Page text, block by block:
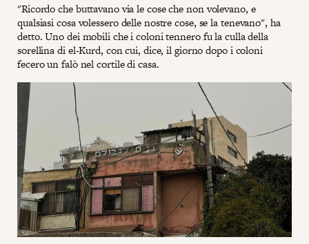
"Ricordo che buttavano via le cose che non volevano, e
qualsiasi cosa volessero delle nostre cose, se la tenevano", ha
detto. Uno dei mobili che i coloni tennero fu la culla della
sorellina di el-Kurd, con cui, dice, il giorno dopo i coloni
fecero un falò nel cortile di casa.